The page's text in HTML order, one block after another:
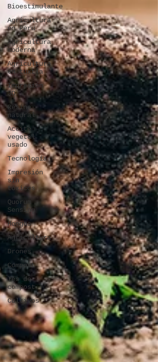
Bioestimulante
Agricultura
en Peru
Agricultura
moderna
Agricultura
en tuxtla
Impresión
3D
Resina
natural
Aceite
vegetal
usado
Tecnología
Impresión
sin
tóxicos
Quorum
Sensing
Hongos
Agricultura
Drones
Compost
Tés de
compost
Cultivos